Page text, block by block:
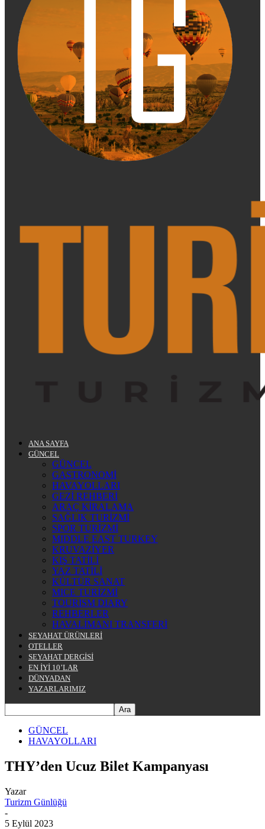
ANA SAYFA
GÜNCEL
GÜNCEL
GASTRONOMİ
HAVAYOLLARI
GEZİ REHBERİ
ARAÇ KİRALAMA
SAĞLIK TURİZMİ
SPOR TURİZMİ
MIDDLE EAST TURKEY
KRUVAZİYER
KIŞ TATİLİ
YAZ TATİLİ
KÜLTÜR SANAT
MICE TURİZMİ
TOURISM DIARY
REHBERLER
HAVALİMANI TRANSFERİ
SEYAHAT ÜRÜNLERİ
OTELLER
SEYAHAT DERGİSİ
EN İYİ 10’LAR
DÜNYADAN
YAZARLARIMIZ
GÜNCEL
HAVAYOLLARI
THY’den Ucuz Bilet Kampanyası
Yazar
Turizm Günlüğü
-
5 Eylül 2023